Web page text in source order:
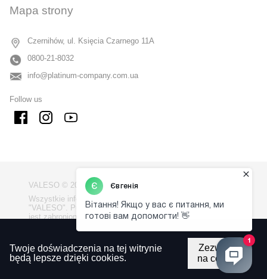
Mapa strony
Czernihów, ul. Księcia Czarnego 11A
0800-21-8032
info@platinum-company.com.ua
Follow us
VALESO © 2009 - 2026
Wszystkie informacje na stronie są własnością firmy
"VALESO". Publikowanie informacji ze strony bez zgody
jest zabronione.
Regulamin korzystania z witryny
Twoje doświadczenia na tej witrynie
będą lepsze dzięki cookies.
Zezwalaj
na cookie